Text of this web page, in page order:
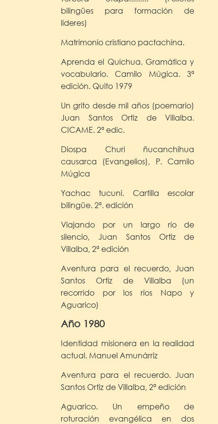
bilingües para formación de
líderes)
Matrimonio cristiano pactachina.
Aprenda el Quichua. Gramática y
vocabulario. Camilo Múgica. 3ª
edición. Quito 1979
Un grito desde mil años (poemario)
Juan Santos Ortiz de Villalba.
CICAME. 2ª edic.
Diospa Churi ñucanchihua
causarca (Evangelios), P. Camilo
Múgica
Yachac tucuni. Cartilla escolar
bilingüe. 2ª. edición
Viajando por un largo río de
silencio, Juan Santos Ortiz de
Villalba, 2ª edición
Aventura para el recuerdo, Juan
Santos Ortiz de Villalba (un
recorrido por los ríos Napo y
Aguarico)
Año 1980
Identidad misionera en la realidad
actual. Manuel Amunárriz
Aventura para el recuerdo. Juan
Santos Ortiz de Villalba, 2ª edición
Aguarico. Un empeño de
roturación evangélica en dos